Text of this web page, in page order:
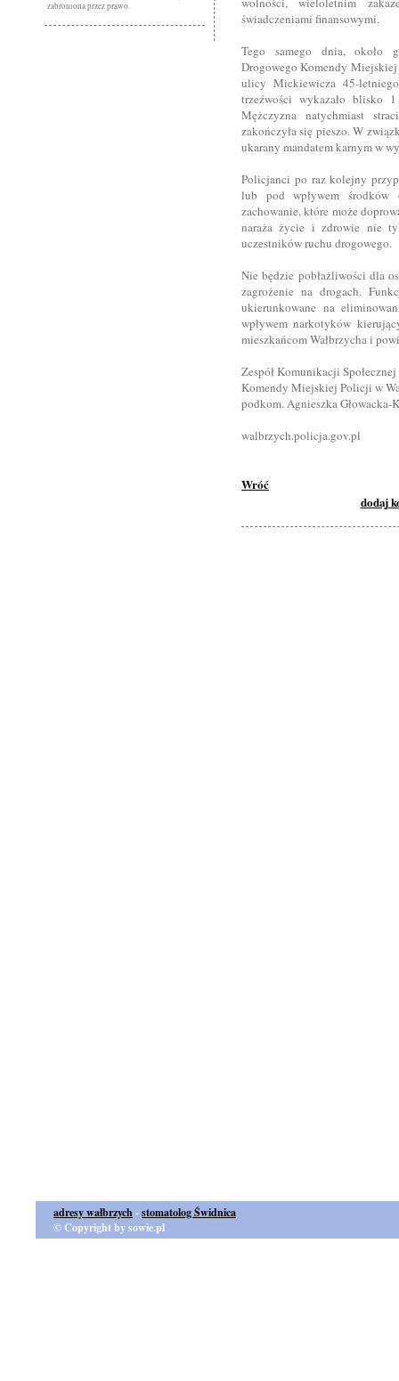
zabroniona przez prawo.
świadczeniami finansowymi.
Tego samego dnia, około
Drogowego Komendy
ulicy Mickiewicza 45-
trzeźwości wykazało blisko
Mężczyzna natychmiast
zakończyła się pieszo. W
ukarany mandatem karnym w
Policjanci po raz kolejny
lub pod wpływem środków
zachowanie, które może
naraża życie i zdrowie nie
uczestników ruchu drogowego.
Nie będzie pobłażliwości dla
zagrożenie na drogach.
ukierunkowane na
wpływem narkotyków
mieszkańcom Wałbrzycha i
Zespół Komunikacji Społecznej
Komendy Miejskiej Policji w
podkom. Agnieszka Głowacka-
walbrzych.policja.gov.pl
Wróć
dodaj
adresy wałbrzych-stomatolog Świdnica
© Copyright by sowie.pl